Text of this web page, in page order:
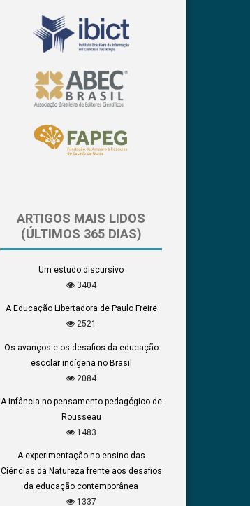
ARTIGOS MAIS LIDOS
(ÚLTIMOS 365 DIAS)
Um estudo discursivo
3404
A Educação Libertadora de Paulo Freire
2521
Os avanços e os desafios da educação
escolar indígena no Brasil
2084
A infância no pensamento pedagógico de
Rousseau
1483
A experimentação no ensino das
Ciências da Natureza frente aos desafios
da educação contemporânea
1337